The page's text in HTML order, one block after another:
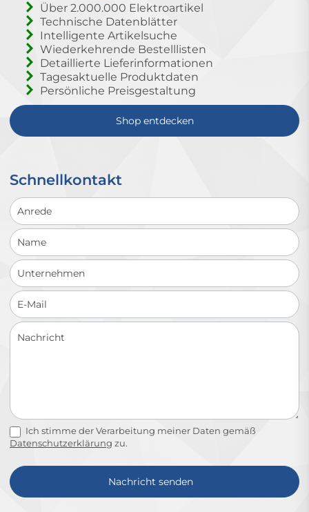
Über 2.000.000 Elektroartikel
Technische Datenblätter
Intelligente Artikelsuche
Wiederkehrende Bestelllisten
Detaillierte Lieferinformationen
Tagesaktuelle Produktdaten
Persönliche Preisgestaltung
Shop entdecken
Schnellkontakt
Schnellkontakt
Ich stimme der Verarbeitung meiner Daten gemäß
Datenschutzerklärung zu.
Nachricht senden